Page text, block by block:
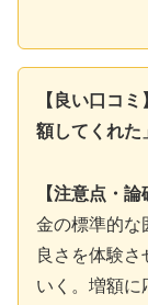
【良い口コ
額してくれた
【注意点・論
金の標準的な
良さを体験さ
いく。増額に